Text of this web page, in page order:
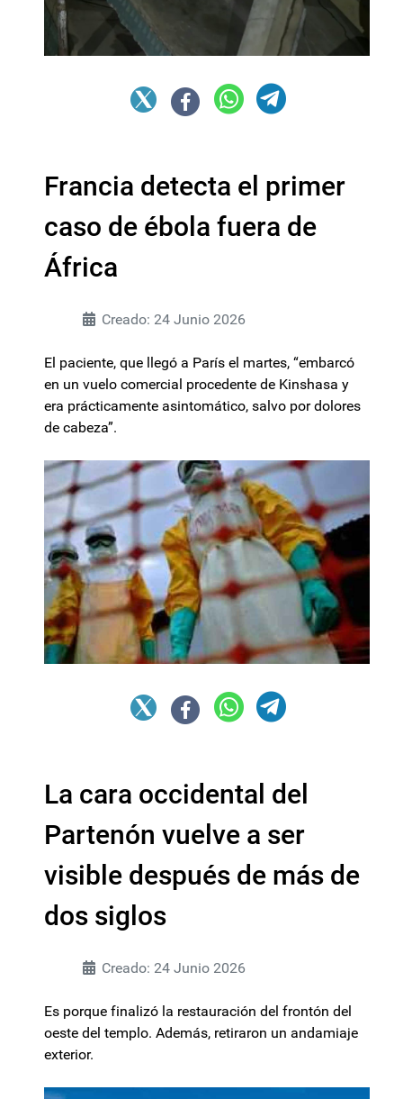
Francia detecta el primer
caso de ébola fuera de
África
Creado: 24 Junio 2026
El paciente, que llegó a París el martes, “embarcó
en un vuelo comercial procedente de Kinshasa y
era prácticamente asintomático, salvo por dolores
de cabeza”.
La cara occidental del
Partenón vuelve a ser
visible después de más de
dos siglos
Creado: 24 Junio 2026
Es porque finalizó la restauración del frontón del
oeste del templo. Además, retiraron un andamiaje
exterior.